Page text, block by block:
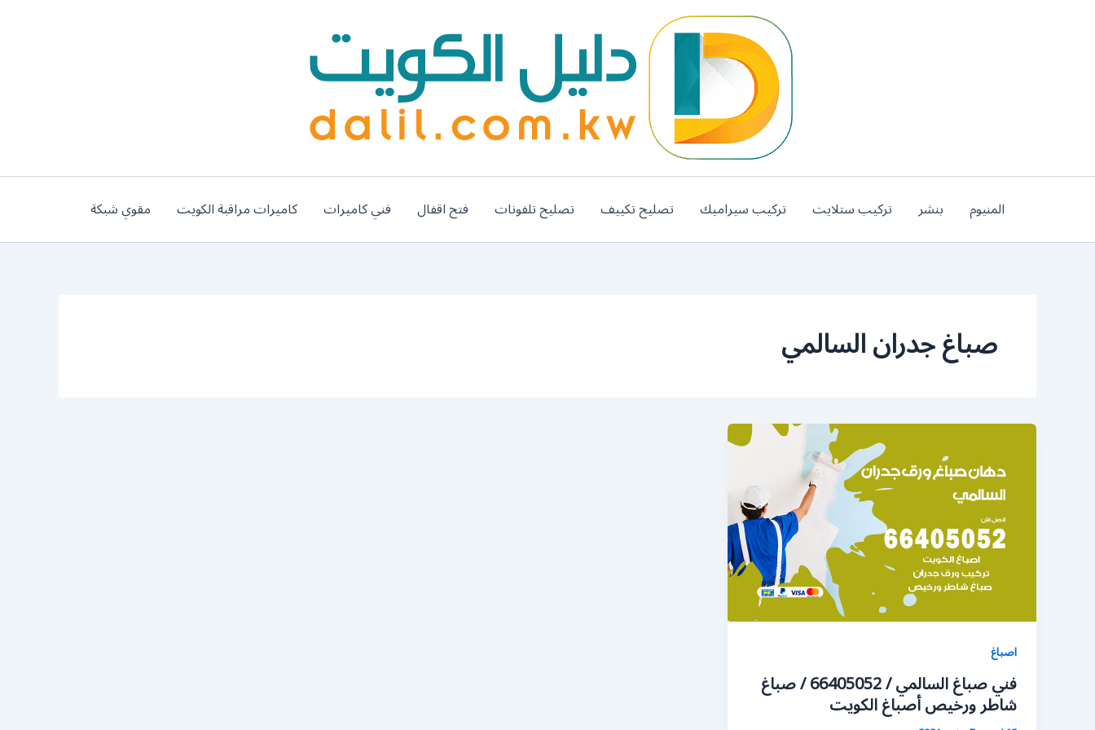
المنيوم بنشر تركيب ستلايت تركيب سيراميك تصليح تكييف تصليح تلفونات فتح اقفال فني كاميرات كاميرات مراقبة الكويت مقوي شبكة
صباغ جدران السالمي
اصباغ
فني صباغ السالمي / 66405052 / صباغ
شاطر ورخيص أصباغ الكويت